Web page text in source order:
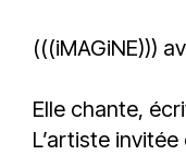
(((iMAGiNE)))
Elle chante,
L’artiste